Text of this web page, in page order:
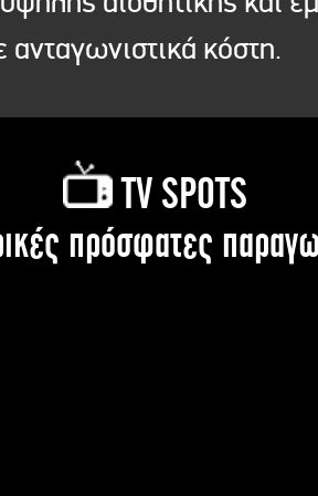
κόστη.
TV SPOTS
πρόσφατες